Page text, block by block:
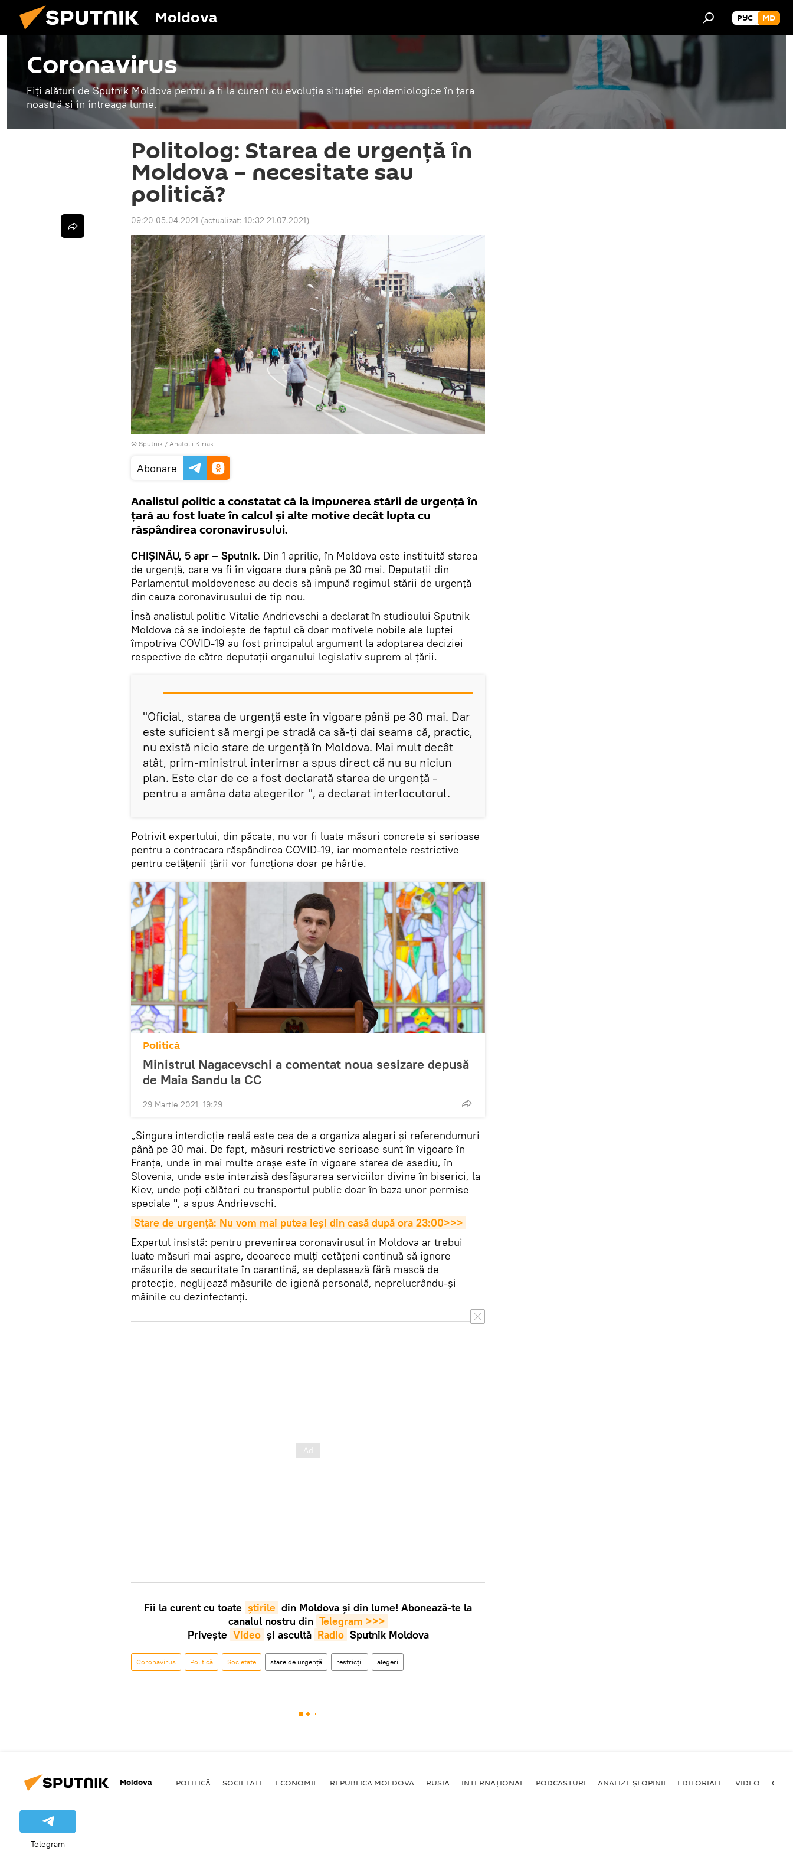
Moldova РУС MD
Coronavirus
Fiți alături de Sputnik Moldova pentru a fi la curent cu evoluția situației epidemiologice în țara
noastră și în întreaga lume.
Politolog: Starea de urgență în
Moldova – necesitate sau
politică?
09:20 05.04.2021 (actualizat: 10:32 21.07.2021)
© Sputnik / Anatolii Kiriak
Abonare
Analistul politic a constatat că la impunerea stării de urgență în
țară au fost luate în calcul și alte motive decât lupta cu
răspândirea coronavirusului.
CHIȘINĂU, 5 apr – Sputnik. Din 1 aprilie, în Moldova este instituită starea
de urgență, care va fi în vigoare dura până pe 30 mai. Deputații din
Parlamentul moldovenesc au decis să impună regimul stării de urgență
din cauza coronavirusului de tip nou.
Însă analistul politic Vitalie Andrievschi a declarat în studioului Sputnik
Moldova că se îndoiește de faptul că doar motivele nobile ale luptei
împotriva COVID-19 au fost principalul argument la adoptarea deciziei
respective de către deputații organului legislativ suprem al țării.
"Oficial, starea de urgență este în vigoare până pe 30 mai. Dar
este suficient să mergi pe stradă ca să-ți dai seama că, practic,
nu există nicio stare de urgență în Moldova. Mai mult decât
atât, prim-ministrul interimar a spus direct că nu au niciun
plan. Este clar de ce a fost declarată starea de urgență -
pentru a amâna data alegerilor ", a declarat interlocutorul.
Potrivit expertului, din păcate, nu vor fi luate măsuri concrete și serioase
pentru a contracara răspândirea COVID-19, iar momentele restrictive
pentru cetățenii țării vor funcționa doar pe hârtie.
Politică
Ministrul Nagacevschi a comentat noua sesizare depusă
de Maia Sandu la CC
29 Martie 2021, 19:29
„Singura interdicție reală este cea de a organiza alegeri și referendumuri
până pe 30 mai. De fapt, măsuri restrictive serioase sunt în vigoare în
Franța, unde în mai multe orașe este în vigoare starea de asediu, în
Slovenia, unde este interzisă desfășurarea serviciilor divine în biserici, la
Kiev, unde poți călători cu transportul public doar în baza unor permise
speciale ", a spus Andrievschi.
Stare de urgență: Nu vom mai putea ieși din casă după ora 23:00>>>
Expertul insistă: pentru prevenirea coronavirusul în Moldova ar trebui
luate măsuri mai aspre, deoarece mulți cetățeni continuă să ignore
măsurile de securitate în carantină, se deplasează fără mască de
protecție, neglijează măsurile de igienă personală, neprelucrându-și
mâinile cu dezinfectanți.
Fii la curent cu toate știrile din Moldova și din lume! Abonează-te la
canalul nostru din Telegram >>>
Privește Video și ascultă Radio Sputnik Moldova
Coronavirus Politică Societate stare de urgenţă restricții alegeri
Moldova POLITICĂ SOCIETATE ECONOMIE REPUBLICA MOLDOVA RUSIA INTERNAȚIONAL PODCASTURI ANALIZE ȘI OPINII EDITORIALE VIDEO
Telegram